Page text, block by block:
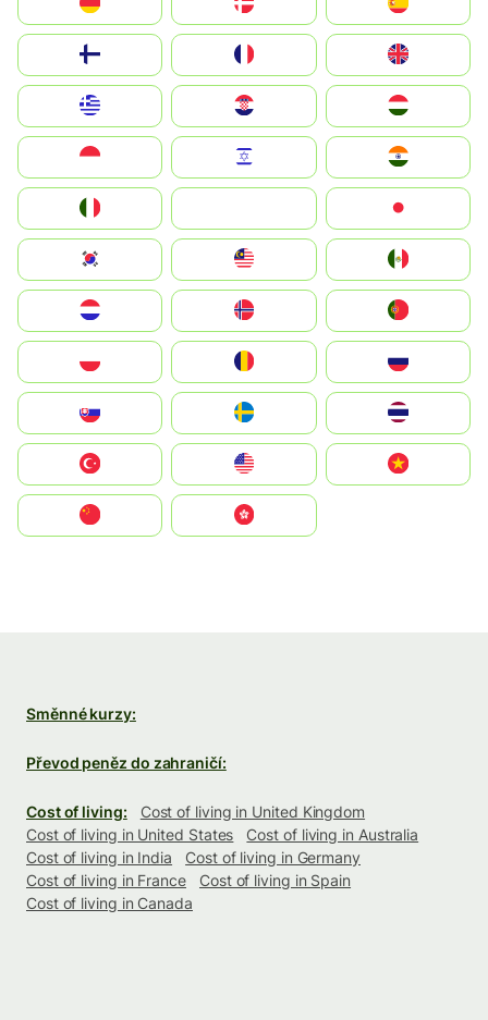
United Kingdom
Magyarország
South Korea
United States
中國香港特別行政區
Směnné kurzy:
Převod peněz do zahraničí:
Cost of living:
Cost of living in United Kingdom
Cost of living in United States
Cost of living in Australia
Cost of living in India
Cost of living in Germany
Cost of living in France
Cost of living in Spain
Cost of living in Canada